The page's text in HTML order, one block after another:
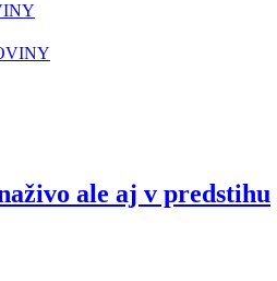
ale aj v predstihu